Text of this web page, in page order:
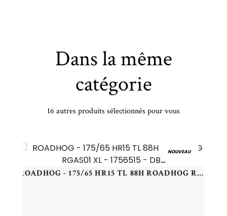
Dans la même
catégorie
16 autres produits sélectionnés pour vous
NOUVEAU
ROADHOG - 175/65 HR15 TL 88H ROADHOG RGAS01 XL - 1756515 - DBB